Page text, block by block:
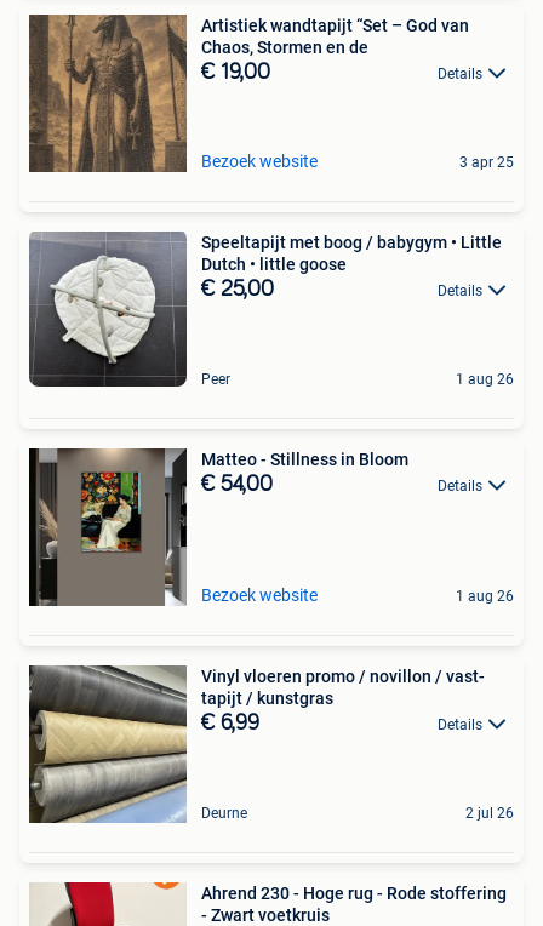
Artistiek wandtapijt “Set – God van
Chaos, Stormen en de
€ 19,00 Details
Bezoek website 3 apr 25
Speeltapijt met boog / babygym • Little
Dutch • little goose
€ 25,00 Details
Peer 1 aug 26
Matteo - Stillness in Bloom
€ 54,00 Details
Bezoek website 1 aug 26
Vinyl vloeren promo / novillon / vast-
tapijt / kunstgras
€ 6,99 Details
Deurne 2 jul 26
Ahrend 230 - Hoge rug - Rode stoffering
- Zwart voetkruis